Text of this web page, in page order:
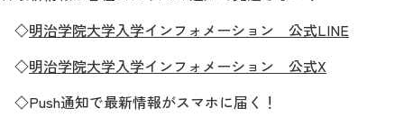
◇明治学院大学入学インフォメーション 公式LINE
◇明治学院大学入学インフォメーション 公式X
◇Push通知で最新情報がスマホに届く！